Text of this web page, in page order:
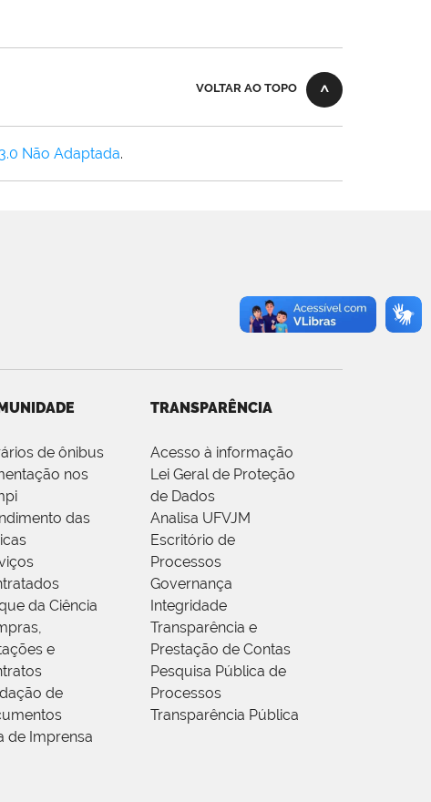
VOLTAR AO TOPO
Não Adaptada.
de ônibus
nos
das
da Ciência
e
de
de Imprensa
TRANSPARÊNCIA
Acesso à informação
Lei Geral de Proteção
de Dados
Analisa UFVJM
Escritório de
Processos
Governança
Integridade
Transparência e
Prestação de Contas
Pesquisa Pública de
Processos
Transparência Pública